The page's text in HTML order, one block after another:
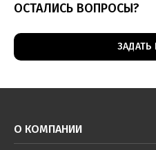
ОСТАЛИСЬ ВОПРОСЫ?
ЗАДАТЬ
О КОМПАНИИ